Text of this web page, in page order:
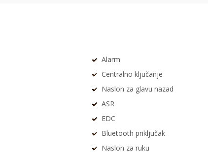
Alarm
Centralno ključanje
Naslon za glavu nazad
ASR
EDC
Bluetooth priključak
Naslon za ruku